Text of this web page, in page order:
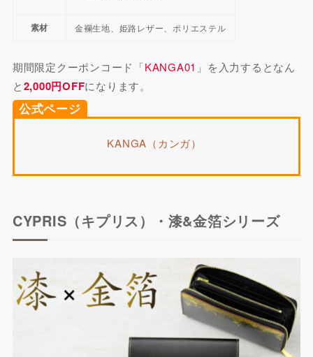
素材 金襴生地、姫路レザー、ポリエステル
期間限定クーポンコード「KANGA01 」を入力するとなん
と2,000円OFFになります。
公式ページ
KANGA（カンガ）
CYPRIS（キプリス）・漆&金箔シリーズ